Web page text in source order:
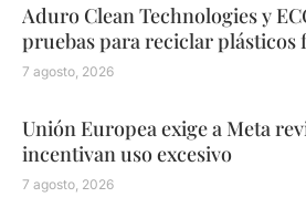
Aduro Clean Technologies y
pruebas para reciclar plásticos
7 agosto, 2026
Unión Europea exige a Meta
incentivan uso excesivo
7 agosto, 2026